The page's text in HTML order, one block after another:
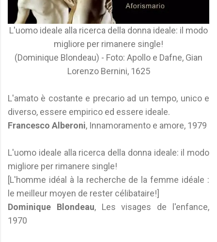
L'uomo ideale alla ricerca della donna ideale: il modo
migliore per rimanere single!
(Dominique Blondeau) - Foto: Apollo e Dafne, Gian
Lorenzo Bernini, 1625
L'amato è costante e precario ad un tempo, unico e
diverso, essere empirico ed essere ideale.
Francesco Alberoni, Innamoramento e amore, 1979
L'uomo ideale alla ricerca della donna ideale: il modo
migliore per rimanere single!
[L'homme idéal à la recherche de la femme idéale :
le meilleur moyen de rester célibataire!]
Dominique Blondeau, Les visages de l'enfance,
1970